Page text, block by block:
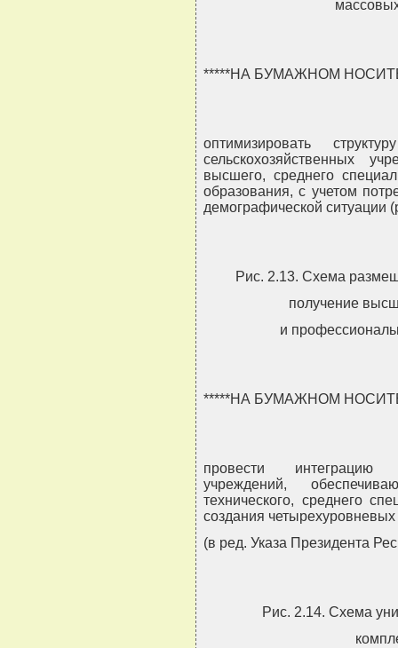
*****НА БУМАЖНОМ
оптимизировать
сельскохозяйственных
высшего, среднего
образования, с учетом
демографической ситуации
Рис. 2.13. Схема
получение
и
*****НА БУМАЖНОМ
провести интеграцию
учреждений,
технического, среднего
создания четырехуровневых
(в ред. Указа Президента
Рис. 2.14. Схема